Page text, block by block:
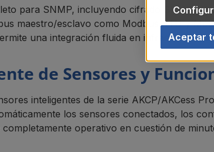
para SNMP, incluyendo cifrado SNMP
maestro/esclavo como Modbus RTU y
una integración fluida en
de Sensores y
inteligentes de la serie AKCP/AKCess
los sensores conectados, los
operativo en cuestión de
Aceptar